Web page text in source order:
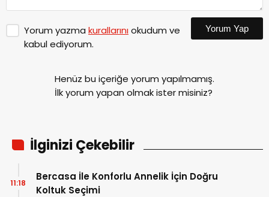
Yorum yazma kurallarınıokudum ve
kabul ediyorum.
Yorum Yap
Henüz bu içeriğe yorum yapılmamış.
İlk yorum yapan olmak ister misiniz?
İlginizi Çekebilir
Bercasa İle Konforlu Annelik İçin Doğru
Koltuk Seçimi
11:18